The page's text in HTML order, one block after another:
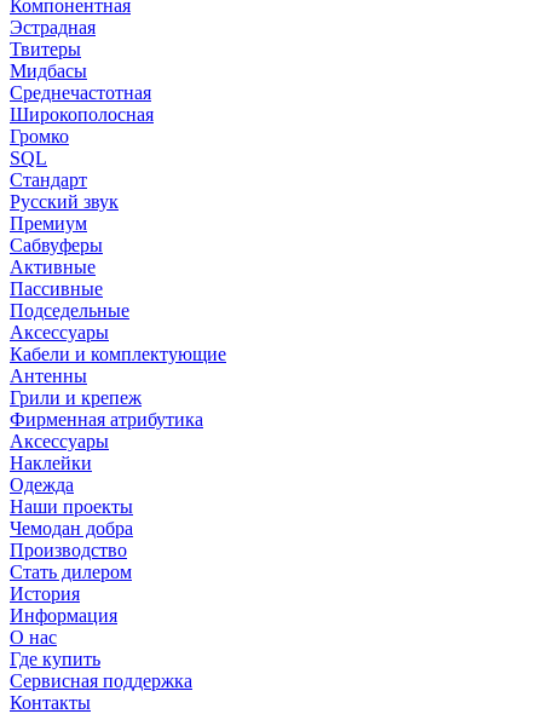
Компонентная
Эстрадная
Твитеры
Мидбасы
Среднечастотная
Широкополосная
Громко
SQL
Стандарт
Русский звук
Премиум
Сабвуферы
Активные
Пассивные
Подседельные
Аксессуары
Кабели и комплектующие
Антенны
Грили и крепеж
Фирменная атрибутика
Аксессуары
Наклейки
Одежда
Наши проекты
Чемодан добра
Производство
Стать дилером
История
Информация
О нас
Где купить
Сервисная поддержка
Контакты